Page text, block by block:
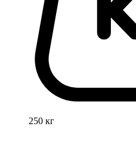
250 кг